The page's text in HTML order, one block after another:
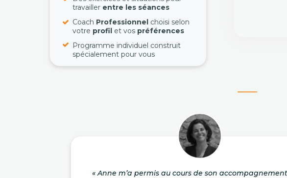
travailler entre les séances
Coach Professionnel choisi selon
votre profil et vos préférences
Programme individuel construit
spécialement pour vous
« Anne m’a permis au cours de son